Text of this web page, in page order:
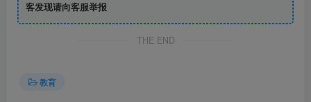
客发现请向客服举报
THE END
教育